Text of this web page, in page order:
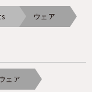
ウェア
ウェア